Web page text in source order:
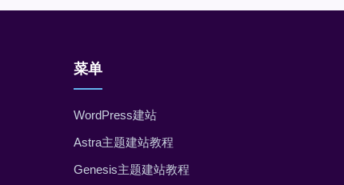
菜单
WordPress建站
Astra主题建站教程
Genesis主题建站教程